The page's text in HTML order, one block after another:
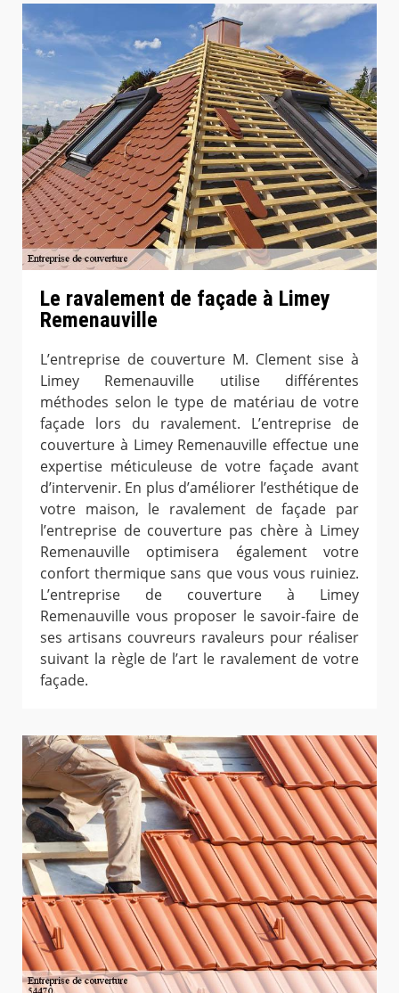
Le ravalement de façade à Limey
Remenauville
L’entreprise de couverture M. Clement sise à
Limey Remenauville utilise différentes
méthodes selon le type de matériau de votre
façade lors du ravalement. L’entreprise de
couverture à Limey Remenauville effectue une
expertise méticuleuse de votre façade avant
d’intervenir. En plus d’améliorer l’esthétique de
votre maison, le ravalement de façade par
l’entreprise de couverture pas chère à Limey
Remenauville optimisera également votre
confort thermique sans que vous vous ruiniez.
L’entreprise de couverture à Limey
Remenauville vous proposer le savoir-faire de
ses artisans couvreurs ravaleurs pour réaliser
suivant la règle de l’art le ravalement de votre
façade.